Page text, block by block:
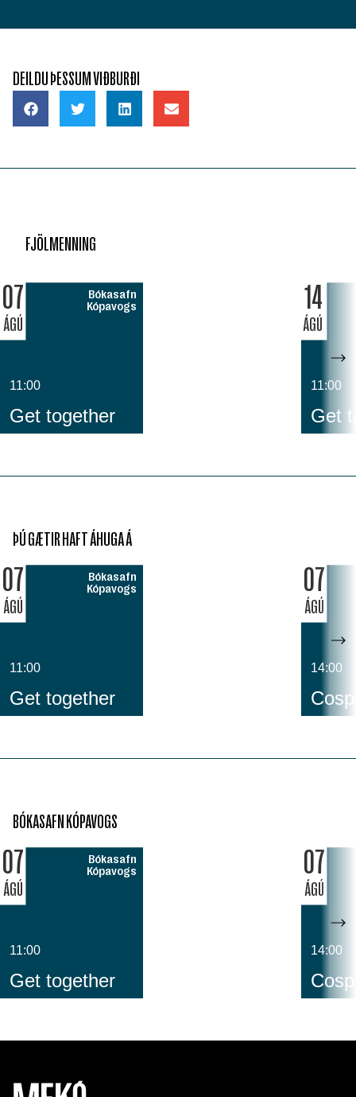
DEILDU ÞESSUM VIÐBURÐI
FJÖLMENNING
07
ÁGÚ
Bókasafn
Kópavogs
11:00
Get together
14
ÁGÚ
11:00
Get
ÞÚ GÆTIR HAFT ÁHUGA Á
07
ÁGÚ
Bókasafn
Kópavogs
11:00
Get together
07
ÁGÚ
14:00
BÓKASAFN KÓPAVOGS
07
ÁGÚ
Bókasafn
Kópavogs
11:00
Get together
07
ÁGÚ
14:00